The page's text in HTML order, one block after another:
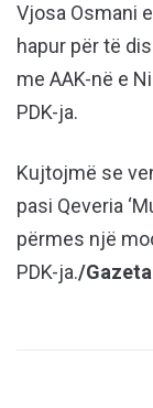
Vjosa Osmani
hapur për të
me AAK-në e
PDK-ja.
Kujtojmë se
pasi Qeveria
përmes një
PDK-ja./